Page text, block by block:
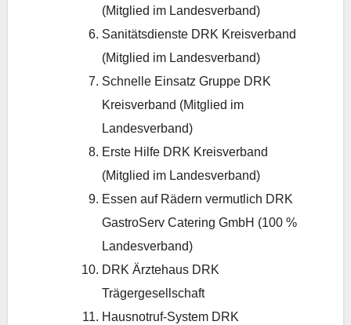
(Mitglied im Landesverband)
Sanitätsdienste DRK Kreisverband
(Mitglied im Landesverband)
Schnelle Einsatz Gruppe DRK
Kreisverband (Mitglied im
Landesverband)
Erste Hilfe DRK Kreisverband
(Mitglied im Landesverband)
Essen auf Rädern vermutlich DRK
GastroServ Catering GmbH (100 %
Landesverband)
DRK Ärztehaus DRK
Trägergesellschaft
Hausnotruf-System DRK